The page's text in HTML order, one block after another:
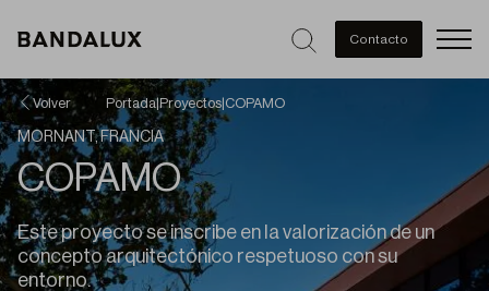
Contacto
Volver Portada|Proyectos COPAMO
MORNANT, FRANCIA
COPAMO
Este proyecto se inscribe en la valorización de un
concepto arquitectónico respetuoso con su
entorno.